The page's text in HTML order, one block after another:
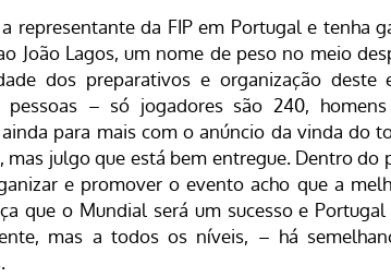
representante da FIP em Portugal e tenha
João Lagos, um nome de peso no meio
dos preparativos e organização
pessoas – só jogadores são 240,
para mais com o anúncio da vinda do
mas julgo que está bem entregue. Dentro
e promover o evento acho que a
que o Mundial será um sucesso e
mas a todos os níveis, – há